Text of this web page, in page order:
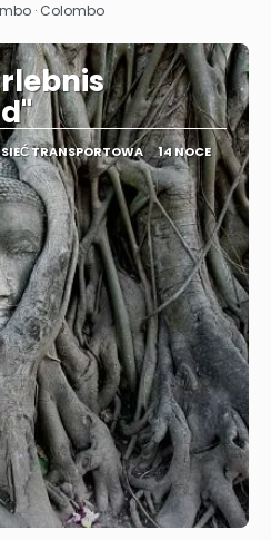
· Colombo
TRANSPORTOWA 14 NOCE